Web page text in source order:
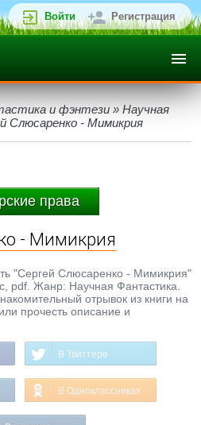
Войти Регистрация
и фэнтези » Научная
Слюсаренко - Мимикрия
права
- Мимикрия
"Сергей Слюсаренко - Мимикрия"
pdf. Жанр: Научная Фантастика.
отрывок из книги на
прочесть описание и
В Твиттере
В Одноклассниках